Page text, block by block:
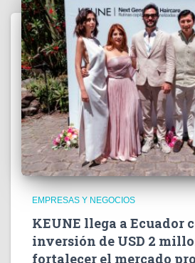
EMPRESAS Y NEGOCIOS
KEUNE llega a Ecuador
inversión de USD 2
fortalecer el mercado